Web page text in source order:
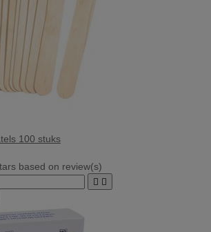
100 stuks
based on review(s)
 